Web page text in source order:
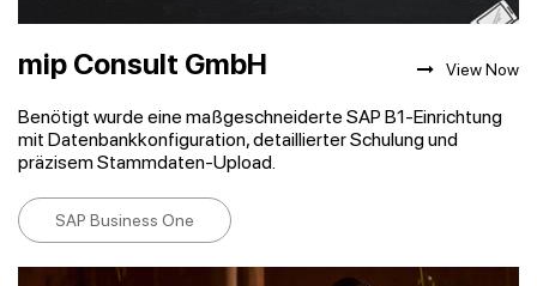
mip Consult GmbH
Benötigt wurde eine maßgeschneiderte SAP B1-Einrichtung
mit Datenbankkonfiguration, detaillierter Schulung und
präzisem Stammdaten-Upload.
View Now
SAP Business One